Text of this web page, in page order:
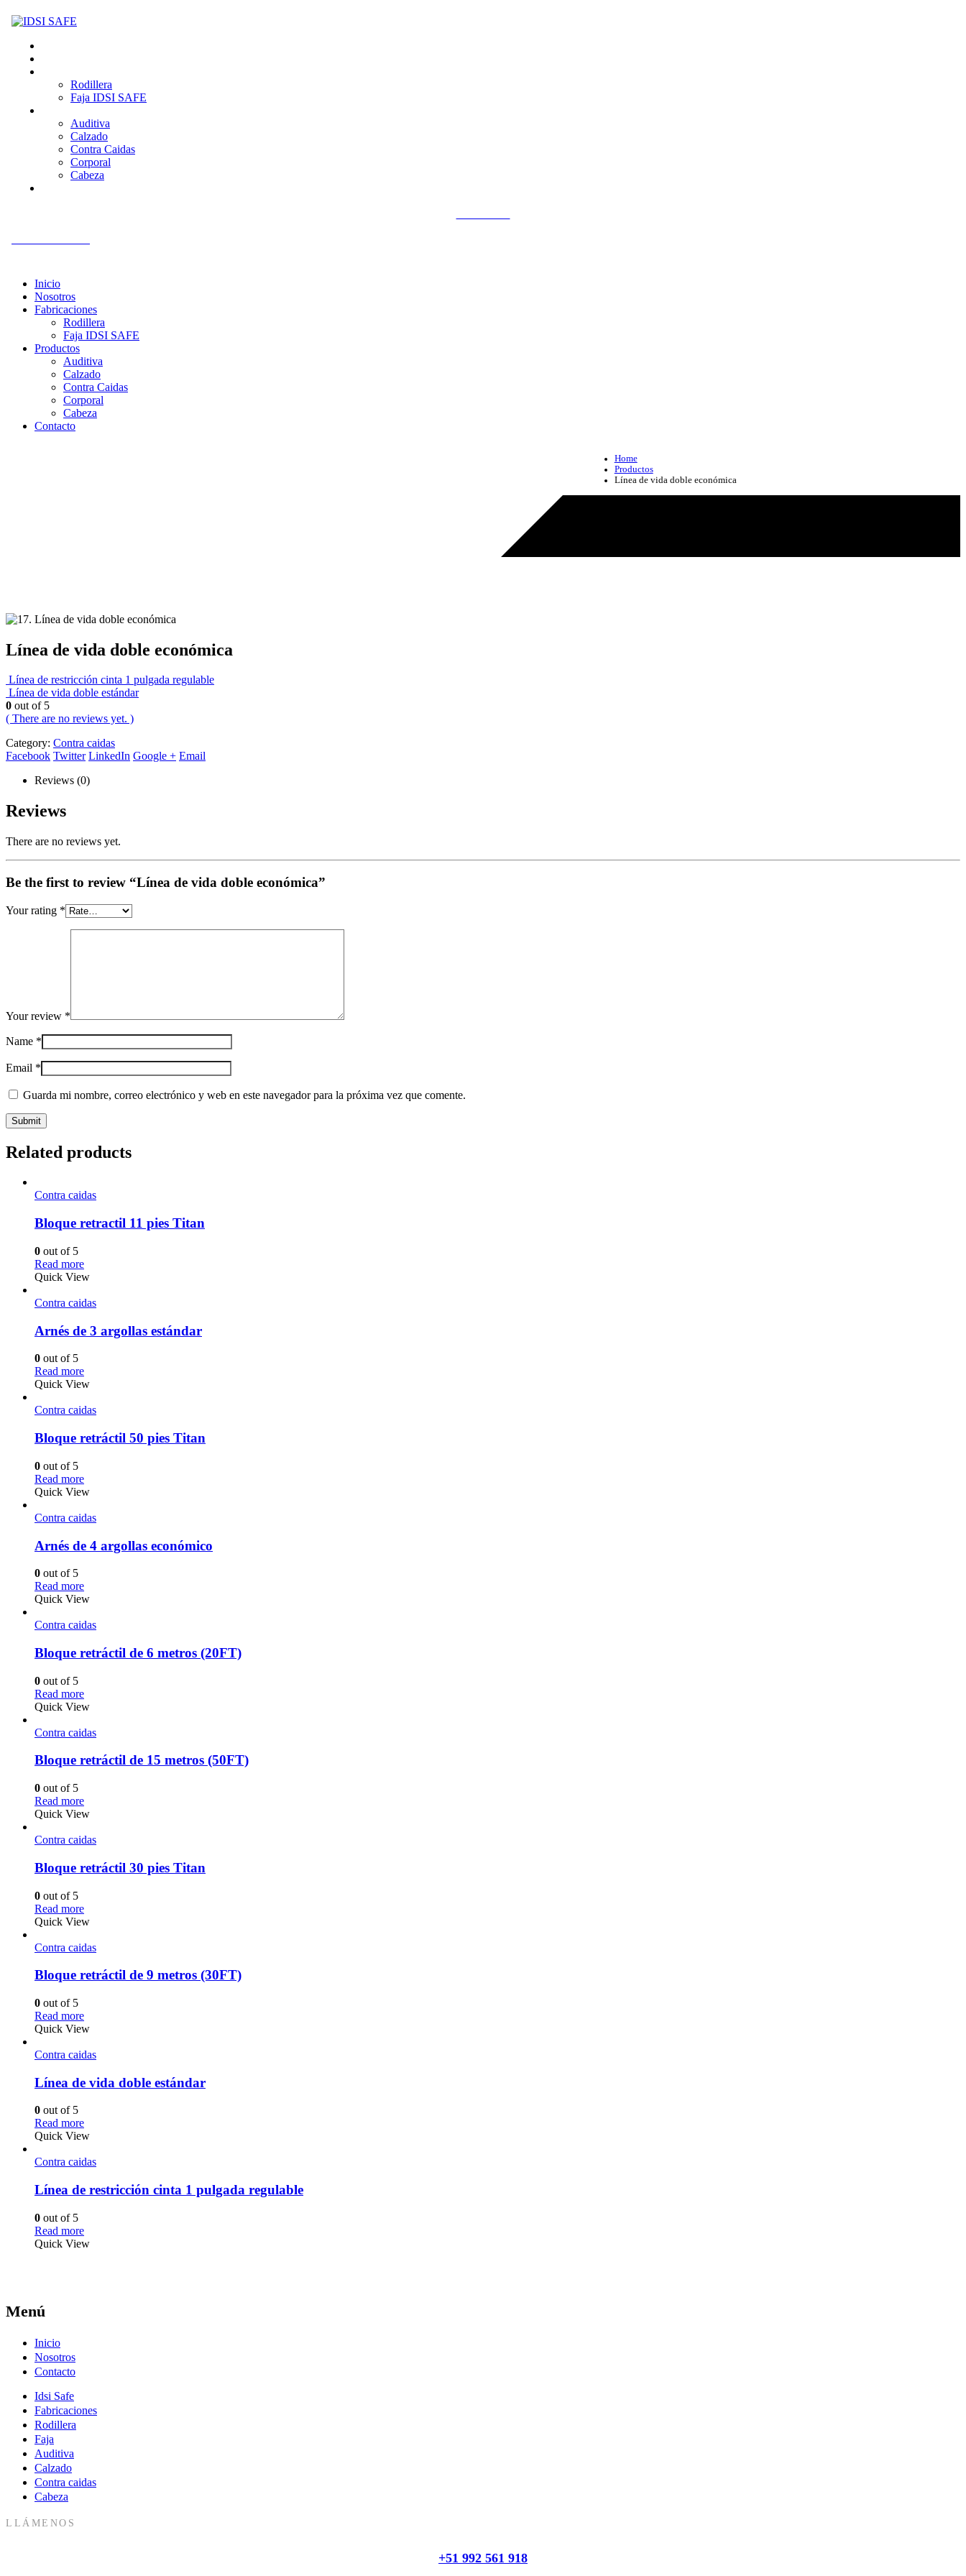
Rodillera
Faja IDSI SAFE
Auditiva
Calzado
Contra Caidas
Corporal
Cabeza
Inicio
Nosotros
Fabricaciones
Rodillera
Faja IDSI SAFE
Productos
Auditiva
Calzado
Contra Caidas
Corporal
Cabeza
Contacto
Home
Productos
Línea de vida doble económica
Línea de vida doble económica
Línea de restricción cinta 1 pulgada regulable
Línea de vida doble estándar
0 out of 5
( There are no reviews yet. )
Category: Contra caidas
Facebook Twitter LinkedIn Google + Email
Reviews (0)
Reviews
There are no reviews yet.
Be the first to review “Línea de vida doble económica”
Your rating *
Your review *
Name *
Email *
Guarda mi nombre, correo electrónico y web en este navegador para la próxima vez que comente.
Related products
Contra caidas
Bloque retractil 11 pies Titan
0 out of 5
Read more
Quick View
Contra caidas
Arnés de 3 argollas estándar
0 out of 5
Read more
Quick View
Contra caidas
Bloque retráctil 50 pies Titan
0 out of 5
Read more
Quick View
Contra caidas
Arnés de 4 argollas económico
0 out of 5
Read more
Quick View
Contra caidas
Bloque retráctil de 6 metros (20FT)
0 out of 5
Read more
Quick View
Contra caidas
Bloque retráctil de 15 metros (50FT)
0 out of 5
Read more
Quick View
Contra caidas
Bloque retráctil 30 pies Titan
0 out of 5
Read more
Quick View
Contra caidas
Bloque retráctil de 9 metros (30FT)
0 out of 5
Read more
Quick View
Contra caidas
Línea de vida doble estándar
0 out of 5
Read more
Quick View
Contra caidas
Línea de restricción cinta 1 pulgada regulable
0 out of 5
Read more
Quick View
Menú
Inicio
Nosotros
Contacto
Idsi Safe
Fabricaciones
Rodillera
Faja
Auditiva
Calzado
Contra caidas
Cabeza
LLÁMENOS
+51 992 561 918